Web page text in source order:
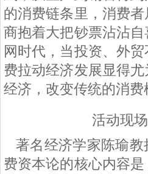
的消费链条里，消费
商抱着大把钞票沾沾
网时代，当投资、外
费拉动经济发展显得
经济，改变传统的消
活动现
著名经济学家陈瑜
费资本论的核心内容